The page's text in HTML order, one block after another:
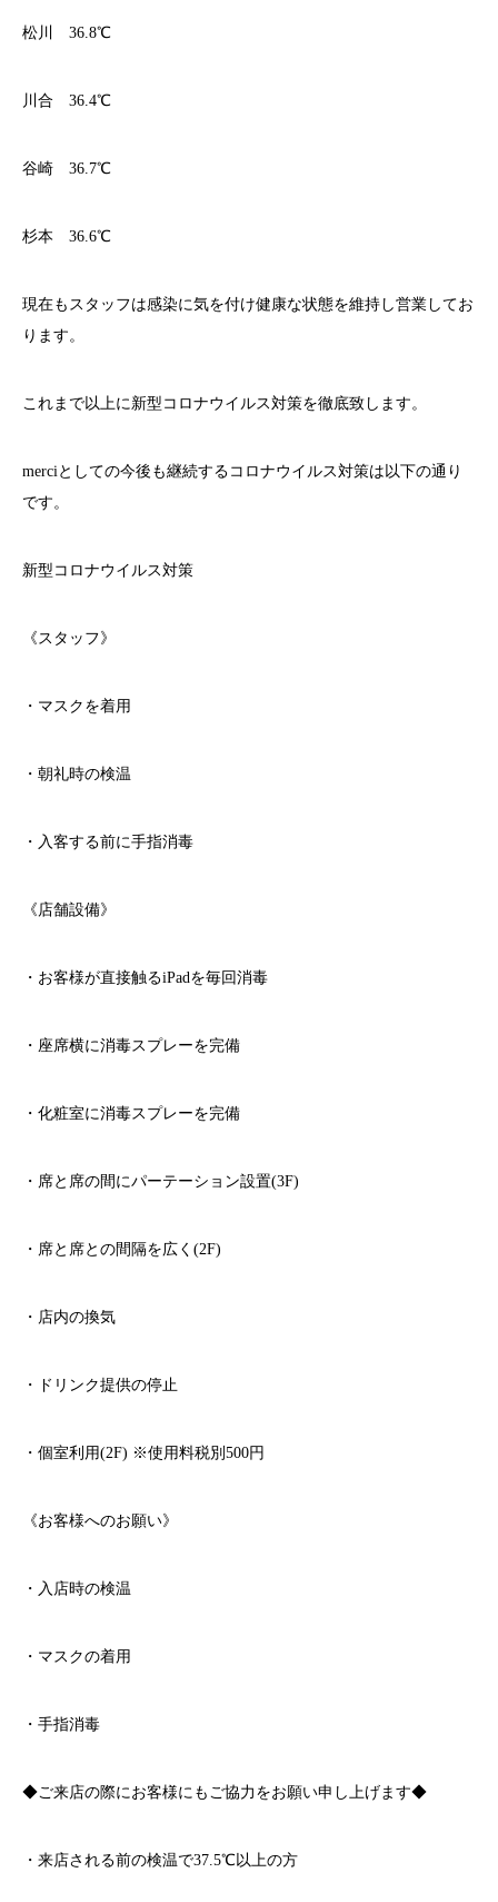
松川 36.8℃
川合 36.4℃
谷崎 36.7℃
杉本 36.6℃
現在もスタッフは感染に気を付け健康な状態を維持し営業してお
ります。
これまで以上に新型コロナウイルス対策を徹底致します。
merciとしての今後も継続するコロナウイルス対策は以下の通り
です。
新型コロナウイルス対策
《スタッフ》
・マスクを着用
・朝礼時の検温
・入客する前に手指消毒
《店舗設備》
・お客様が直接触るiPadを毎回消毒
・座席横に消毒スプレーを完備
・化粧室に消毒スプレーを完備
・席と席の間にパーテーション設置(3F)
・席と席との間隔を広く (2F)
・店内の換気
・ドリンク提供の停止
・個室利用(2F) ※使用料税別 500円
《お客様へのお願い》
・入店時の検温
・マスクの着用
・手指消毒
◆ご来店の際にお客様にもご協力をお願い申し上げます◆
・来店される前の検温で37.5℃以上の方